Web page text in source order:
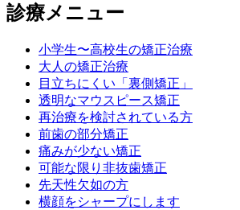
診療メニュー
小学生〜高校生の矯正治療
大人の矯正治療
目立ちにくい「裏側矯正」
透明なマウスピース矯正
再治療を検討されている方
前歯の部分矯正
痛みが少ない矯正
可能な限り非抜歯矯正
先天性欠如の方
横顔をシャープにします